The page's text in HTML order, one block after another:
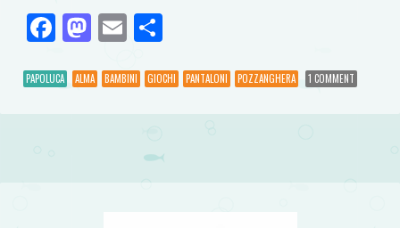
Facebook
Mastodon
Email
PAPOLUCA ALMA BAMBINI GIOCHI PANTALONI POZZANGHERA 1 COMMENT
Post navigation